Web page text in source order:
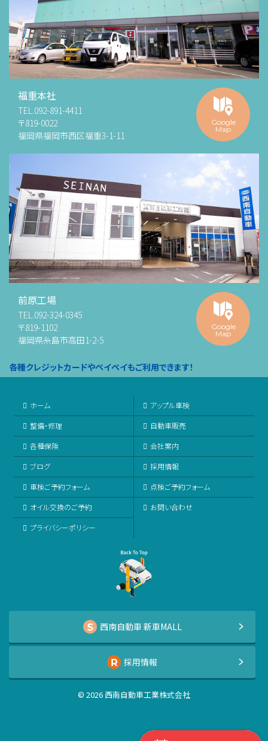
福重本社
TEL.092-891-4411
〒819-0022
福岡県福岡市西区福重3-1-11
Google
Map
前原工場
TEL.092-324-0345
〒819-1102
福岡県糸島市高田1-2-5
Google
Map
各種クレジットカードやペイペイもご利用できます！
ホーム
アップル車検
整備・修理
自動車販売
各種保険
会社案内
ブログ
採用情報
車検ご予約フォーム
点検ご予約フォーム
オイル交換のご予約
お問い合わせ
プライバシーポリシー
西南自動車 新車MALL
採用情報
© 2026 西南自動車工業株式会社